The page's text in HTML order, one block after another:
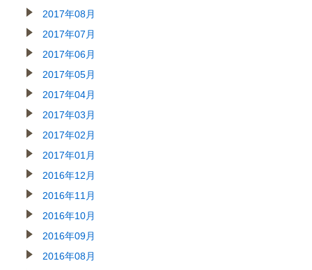
2017年08月
2017年07月
2017年06月
2017年05月
2017年04月
2017年03月
2017年02月
2017年01月
2016年12月
2016年11月
2016年10月
2016年09月
2016年08月